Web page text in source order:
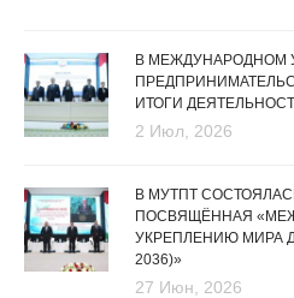
В МЕЖДУНАРОДНОМ
ИТОГИ
2 Июл, 2026
В МУТПТ
ПОСВЯЩЁННАЯ
УКРЕПЛЕНИЮ МИРА
2036)»
27 Июн, 2026